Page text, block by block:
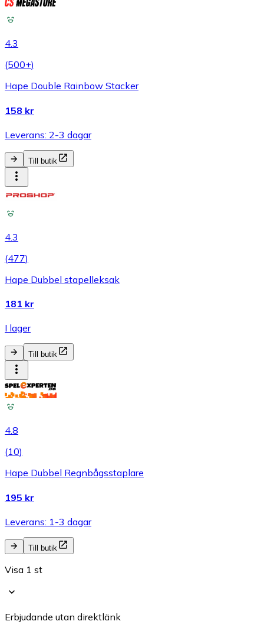
4.3
(500+)
Hape Double Rainbow Stacker
158 kr
Leverans: 2-3 dagar
Till butik
4.3
(477)
Hape Dubbel stapelleksak
181 kr
I lager
Till butik
4.8
(10)
Hape Dubbel Regnbågsstaplare
195 kr
Leverans: 1-3 dagar
Till butik
Visa 1 st
Erbjudande utan direktlänk